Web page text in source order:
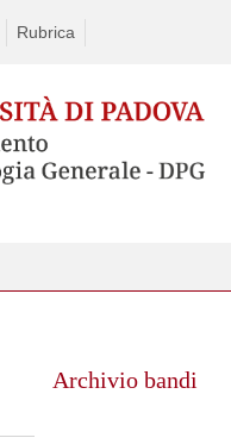
Rubrica
Archivio bandi